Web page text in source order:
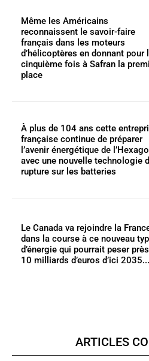
Même les Américains
reconnaissent le savoir-faire
français dans les moteurs
d’hélicoptères en donnant pour
cinquième fois à Safran la
place
À plus de 104 ans cette
française continue de préparer
l’avenir énergétique de
avec une nouvelle technologie
rupture sur les batteries
Le Canada va rejoindre la
dans la course à ce nouveau
d’énergie qui pourrait peser
10 milliards d’euros d’ici 2035...
ARTICLES